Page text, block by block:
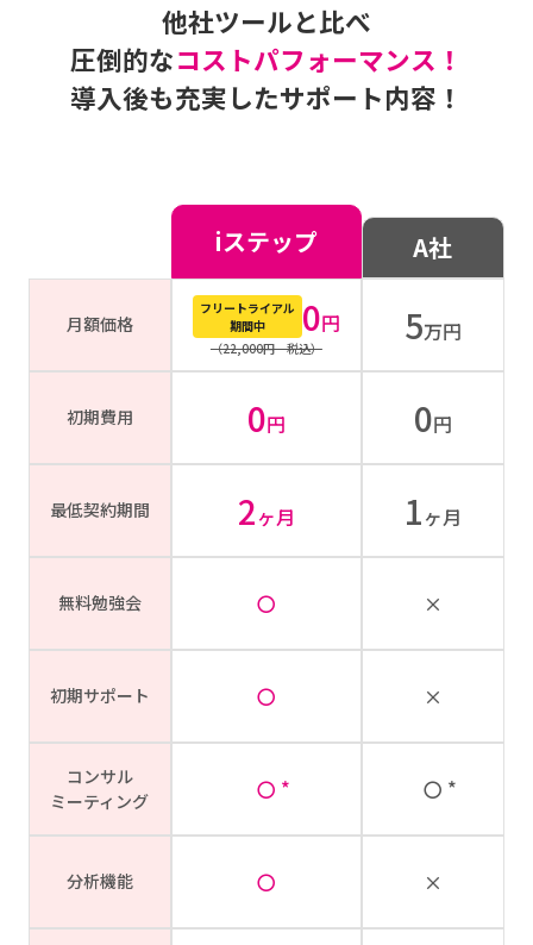
他社ツールと比べ
圧倒的なコストパフォーマンス！
導入後も充実したサポート内容！
iステップ A社
月額価格
フリートライアル
期間中
0円
（22,000円 税込） 5万円
初期費用 0円 0円
最低契約期間 2ヶ月 1ヶ月
無料勉強会 〇 ×
初期サポート 〇 ×
コンサル
ミーティング
〇 〇
分析機能 〇 ×